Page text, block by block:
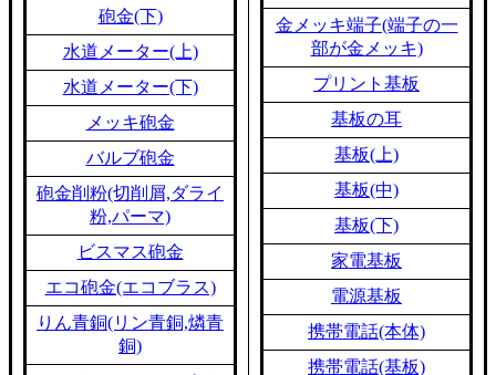
砲金(下)
水道メーター(上)
水道メーター(下)
メッキ砲金
バルブ砲金
砲金削粉(切削屑,ダライ
粉,パーマ)
ビスマス砲金
エコ砲金(エコブラス)
りん青銅(リン青銅,燐青
銅)
金メッキ端子(端子の一
部が金メッキ)
プリント基板
基板の耳
基板(上)
基板(中)
基板(下)
家電基板
電源基板
携帯電話(本体)
携帯電話(基板)